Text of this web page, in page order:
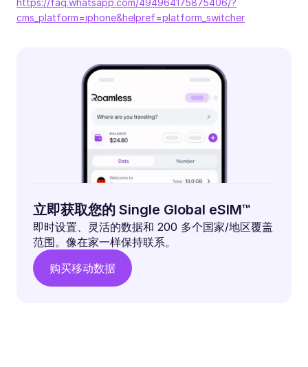
cms_platform=iphone&helpref=platform_switcher
立即获取您的 Single Global eSIM™
即时设置、灵活的数据和 200 多个国家/地区覆盖
范围。像在家一样保持联系。
购买移动数据